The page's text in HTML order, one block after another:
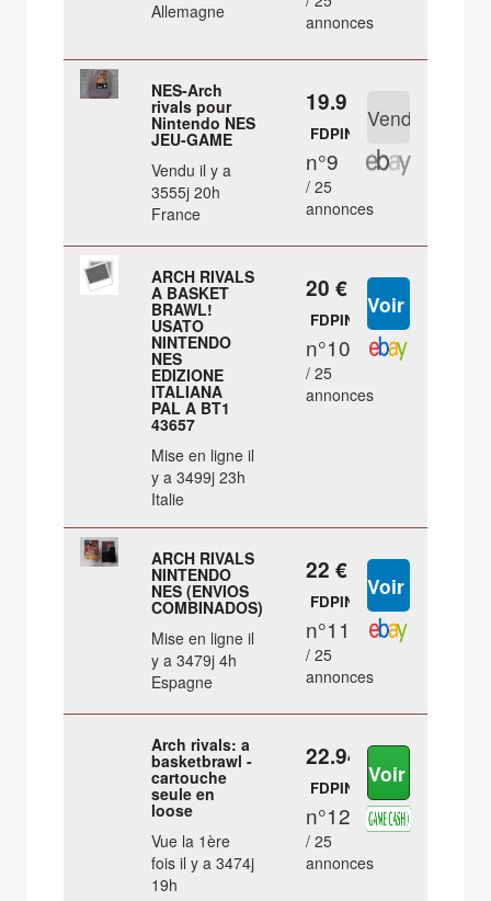
Allemagne
annonces
NES-Arch
rivals pour
Nintendo NES
JEU-GAME
Vendu il y a
3555j 20h
France
19.9 €
FDPIN
n°9
/ 25
annonces
ARCH RIVALS
A BASKET
BRAWL!
USATO
NINTENDO
NES
EDIZIONE
ITALIANA
PAL A BT1
43657
Mise en ligne il
y a 3499j 23h
Italie
20 €
FDPIN
n°10
/ 25
annonces
ARCH RIVALS
NINTENDO
NES (ENVIOS
COMBINADOS)
Mise en ligne il
y a 3479j 4h
Espagne
22 €
FDPIN
n°11
/ 25
annonces
Arch rivals: a
basketbrawl -
cartouche
seule en
loose
Vue la 1ère
fois il y a 3474j
19h
22.94 €
FDPIN
n°12
/ 25
annonces